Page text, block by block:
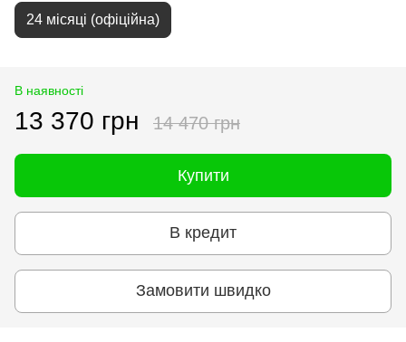
24 місяці (офіційна)
В наявності
13 370 грн 14 470 грн
Купити
В кредит
Замовити швидко